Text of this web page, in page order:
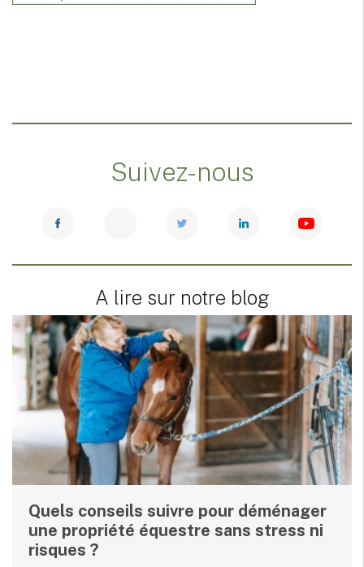
Suivez-nous
A lire sur notre blog
Quels conseils suivre pour déménager
une propriété équestre sans stress ni
risques ?